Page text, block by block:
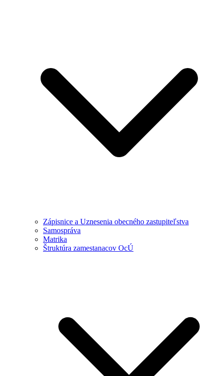
Zápisnice a Uznesenia obecného zastupiteľstva
Samospráva
Matrika
Štruktúra zamestanacov OcÚ